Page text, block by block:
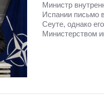
Министр
Испании письмо
Сеуте, однако
Министерством